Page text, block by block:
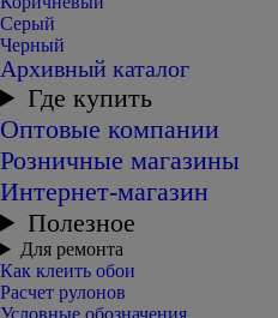
Серый
Черный
Архивный каталог
Где купить
Оптовые компании
Розничные магазины
Интернет-магазин
Полезное
Для ремонта
Как клеить обои
Расчет рулонов
Условные обозначения